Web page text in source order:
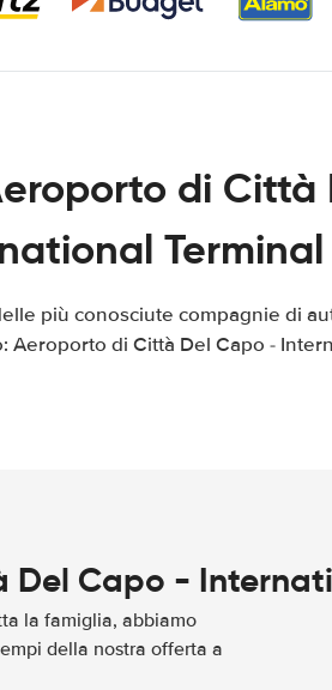
di Città
Terminal
più conosciute compagnie di
Aeroporto di Città Del Capo -
Capo -
la famiglia, abbiamo
della nostra offerta a